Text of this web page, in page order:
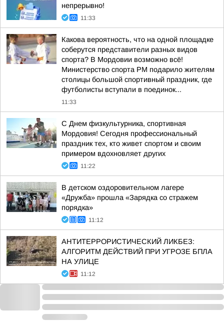
непрерывно!
11:33
Какова вероятность, что на одной площадке
соберутся представители разных видов
спорта? В Мордовии возможно всё!
Министерство спорта РМ подарило жителям
столицы большой спортивный праздник, где
футболисты вступали в поединок...
11:33
С Днем физкультурника, спортивная
Мордовия! Сегодня профессиональный
праздник тех, кто живет спортом и своим
примером вдохновляет других
11:22
В детском оздоровительном лагере
«Дружба» прошла «Зарядка со стражем
порядка»
11:12
АНТИТЕРРОРИСТИЧЕСКИЙ ЛИКБЕЗ:
АЛГОРИТМ ДЕЙСТВИЙ ПРИ УГРОЗЕ БПЛА
НА УЛИЦЕ
11:12